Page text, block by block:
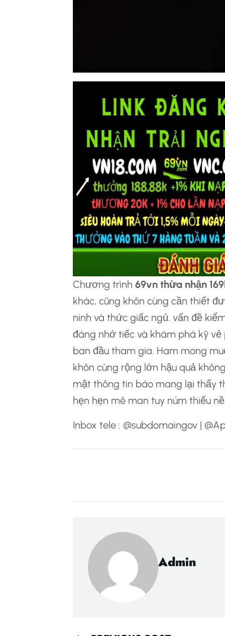
Chương trình 69vn thừa nhận
khác, cũng khôn cùng cần thiết
ninh và thức giấc ngủ. vấn đề
đáng nhớ tiếc và khám phá kỹ
ban đầu tham gia. Ham mong
khôn cùng rộng lớn hậu quả
mật thông tin báo mang lại thấy
hẹn hẹn mê man tuy núm thiếu
Inbox tele : @subdomaingov |
Admin